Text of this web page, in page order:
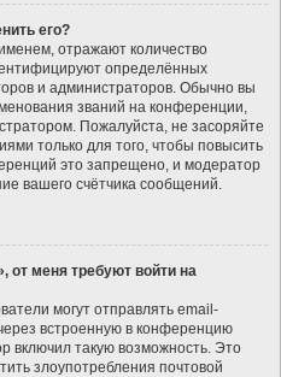
его?
отражают количество
определённых
и администраторов. Обычно вы
званий на конференции,
Пожалуйста, не засоряйте
только для того, чтобы повысить
это запрещено, и модератор
вашего счётчика сообщений.
от меня требуют войти на
могут отправлять email-
встроенную в конференцию
включил такую возможность. Это
злоупотребления почтовой